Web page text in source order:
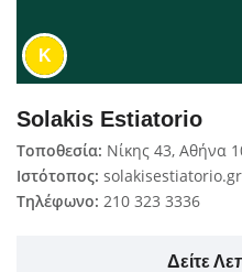
K
Solakis Estiatorio
Τοποθεσία: Νίκης 43, Αθήνα
Ιστότοπος: solakisestiatorio.gr
Τηλέφωνο: 210 323 3336
Δείτε